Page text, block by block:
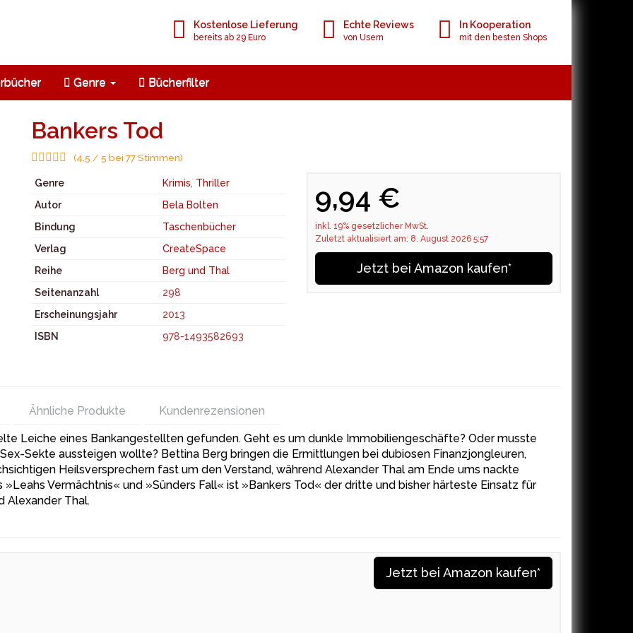
Kostenlose Lieferung
bereits ab 29 Euro
Echte Reviews
von Usern
In Kooperation
mit den besten Shops
Genre Bücherfilter
Bankers Tod
(4.5 / 5 bei 77 Stimmen)
9,94 €
inkl. 19% gesetzlicher MwSt.
Zuletzt aktualisiert am: 8. August 2026 5:57
Jetzt bei Amazon kaufen*
Genre Krimis, Thriller
Autor
Bela Bolten
Bindung
Taschenbücher
Verlag
CreateSpace
Reihe
Berg und Thal
Seitenanzahl
298
Erscheinungsjahr
2013
ISBN
978-1493582693
Ähnliche Produkte Kundenrezensionen
Leiche eines Bankangestellten gefunden. Geht es um dunkle Immobiliengeschäfte? Oder musste
Sekte aussteigen wollte? Bettina Berg bringen die Ermittlungen bei dubiosen Finanzjongleuren,
Heilsversprechern fast um den Verstand, während Alexander Thal am Ende ums nackte
Vermächtnis« und »Sünders Fall« ist »Bankers Tod« der dritte und bisher härteste Einsatz für
Alexander Thal.
Jetzt bei Amazon kaufen*